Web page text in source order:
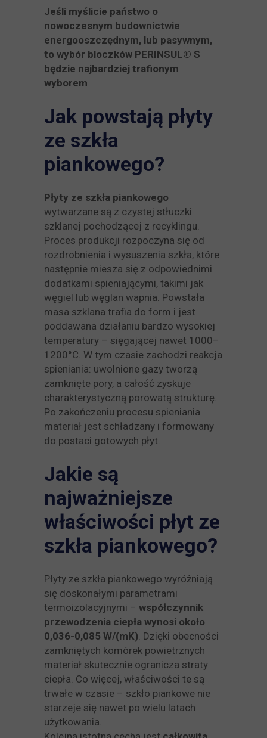
Jeśli myślicie państwo o
nowoczesnym budownictwie
energooszczędnym, lub pasywnym,
to wybór bloczków PERINSUL® S
będzie najbardziej trafionym
wyborem
Jak powstają płyty
ze szkła
piankowego?
Płyty ze szkła piankowego
wytwarzane są z czystej stłuczki
szklanej pochodzącej z recyklingu.
Proces produkcji rozpoczyna się od
rozdrobnienia i wysuszenia szkła, które
następnie miesza się z odpowiednimi
dodatkami spieniającymi, takimi jak
węgiel lub węglan wapnia. Powstała
masa szklana trafia do form i jest
poddawana działaniu bardzo wysokiej
temperatury – sięgającej nawet 1000–
1200°C. W tym czasie zachodzi reakcja
spieniania: uwolnione gazy tworzą
zamknięte pory, a całość zyskuje
charakterystyczną porowatą strukturę.
Po zakończeniu procesu spieniania
materiał jest schładzany i formowany
do postaci gotowych płyt.
Jakie są
najważniejsze
właściwości płyt ze
szkła piankowego?
Płyty ze szkła piankowego wyróżniają
się doskonałymi parametrami
termoizolacyjnymi – współczynnik
przewodzenia ciepła wynosi około
0,036-0,085 W/(mK). Dzięki obecności
zamkniętych komórek powietrznych
materiał skutecznie ogranicza straty
ciepła. Co więcej, właściwości te są
trwałe w czasie – szkło piankowe nie
starzeje się nawet po wielu latach
użytkowania.